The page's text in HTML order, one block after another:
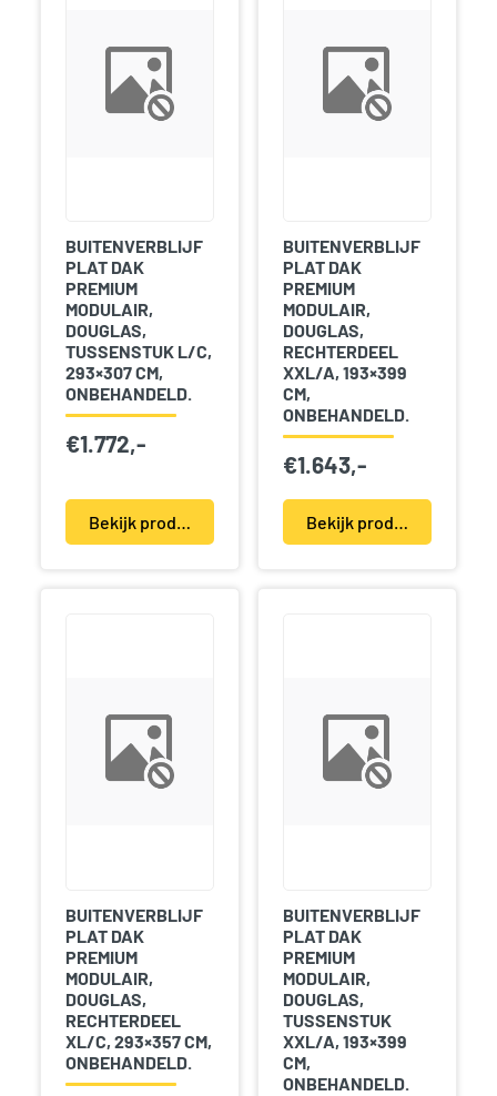
BUITENVERBLIJF
PLAT DAK
PREMIUM
MODULAIR,
DOUGLAS,
TUSSENSTUK L/C,
293×307 CM,
ONBEHANDELD.
€1.772,-
BUITENVERBLIJF
PLAT DAK
PREMIUM
MODULAIR,
DOUGLAS,
RECHTERDEEL
XXL/A, 193×399
CM,
ONBEHANDELD.
€1.643,-
BUITENVERBLIJF
PLAT DAK
PREMIUM
MODULAIR,
DOUGLAS,
RECHTERDEEL
XL/C, 293×357 CM,
ONBEHANDELD.
BUITENVERBLIJF
PLAT DAK
PREMIUM
MODULAIR,
DOUGLAS,
TUSSENSTUK
XXL/A, 193×399
CM,
ONBEHANDELD.